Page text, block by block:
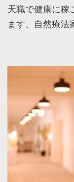
天職で健康に稼
ます、自然療法